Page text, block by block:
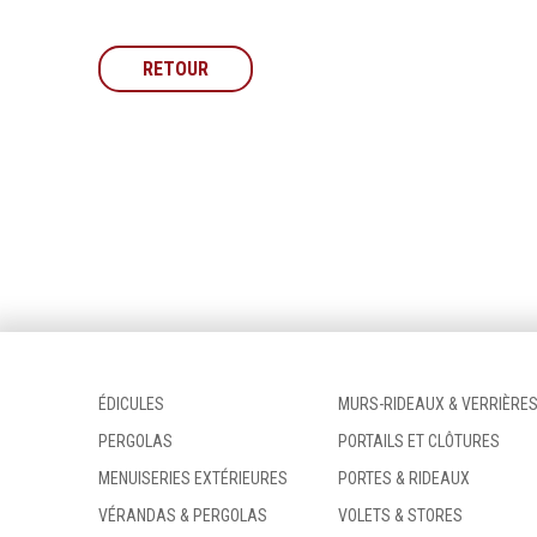
RETOUR
ÉDICULES
MURS-RIDEAUX & VERRIÈRES
PERGOLAS
PORTAILS ET CLÔTURES
MENUISERIES EXTÉRIEURES
PORTES & RIDEAUX
VÉRANDAS & PERGOLAS
VOLETS & STORES